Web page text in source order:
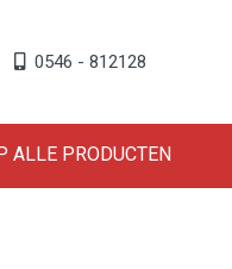
0546 - 812128
ALLE PRODUCTEN